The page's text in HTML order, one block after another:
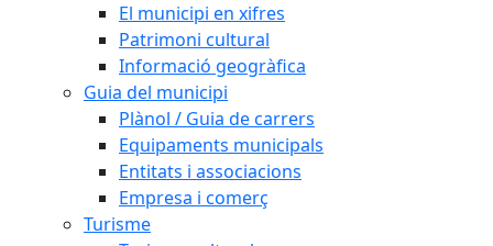
El municipi en xifres
Patrimoni cultural
Informació geogràfica
Guia del municipi
Plànol / Guia de carrers
Equipaments municipals
Entitats i associacions
Empresa i comerç
Turisme